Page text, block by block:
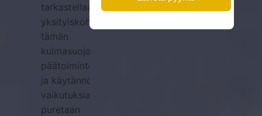
tarkastellaan
yksityiskohtaisesti
tämän
kulmasuojan
päätoimintoja
ja käytännön
vaikutuksia,
puretaan